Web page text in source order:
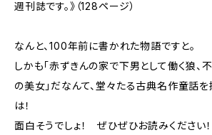
週刊誌です。》（128ページ）
なんと、100年前に書かれた物語ですと。
しかも「赤ずきんの家で下男として働く狼
の美女」だなんて、堂々たる古典名作童話を
は！
面白そうでしょ！ ぜひぜひお読みください！